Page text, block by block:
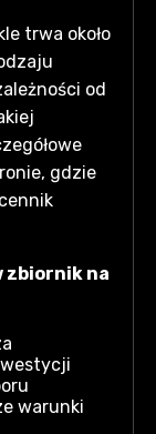
trwa około
od
gdzie
zbiornik na
warunki